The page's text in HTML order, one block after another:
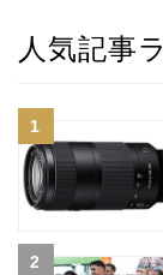
人気記事